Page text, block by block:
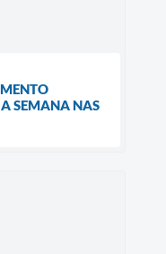
SEMANA NAS